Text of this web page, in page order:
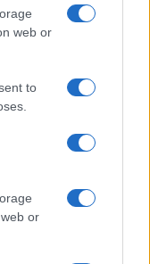
web or
to
or
hangterjedelemmel
az általa
is meg tudja
közben is,
jelenlét sem,
élményt nyújt
a Nemzeti Kulturális
létre.